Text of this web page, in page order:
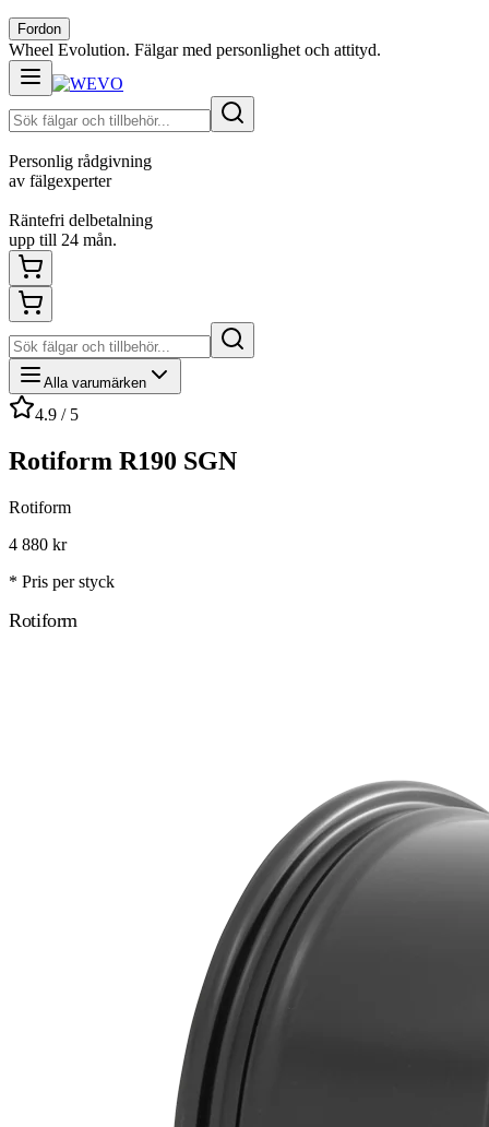
Fordon
Wheel Evolution. Fälgar med personlighet och attityd.
Personlig rådgivning
av fälgexperter
Räntefri delbetalning
upp till 24 mån.
Alla varumärken
4.9 / 5
Rotiform R190 SGN
Rotiform
4 880 kr
* Pris per styck
Rotiform